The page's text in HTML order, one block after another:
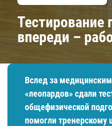
Тестирование
впереди –
Вслед за
«леопардов» сдали
общефизической
помогли тренерскому